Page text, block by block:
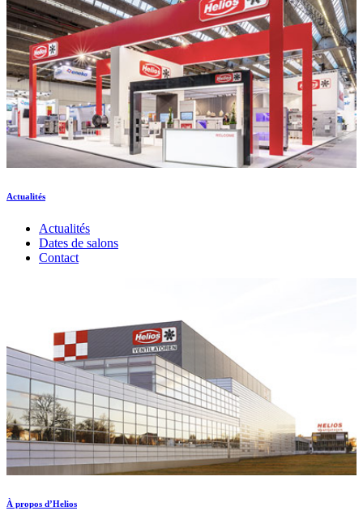
Actualités
Actualités
Dates de salons
Contact
À propos d’Helios